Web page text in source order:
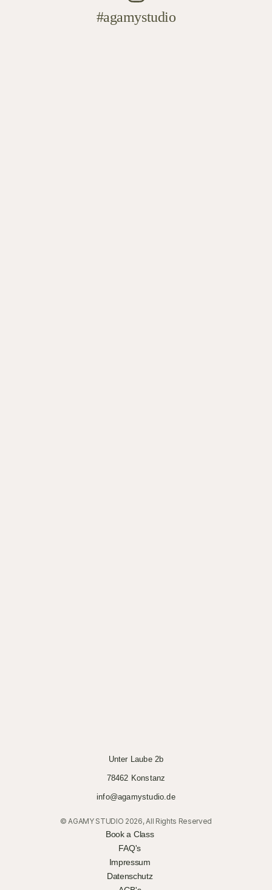
#agamystudio
Unter Laube 2b
78462 Konstanz
info@agamystudio.de
© AGAMY STUDIO 2026, All Rights Reserved
Book a Class
FAQ's
Impressum
Datenschutz